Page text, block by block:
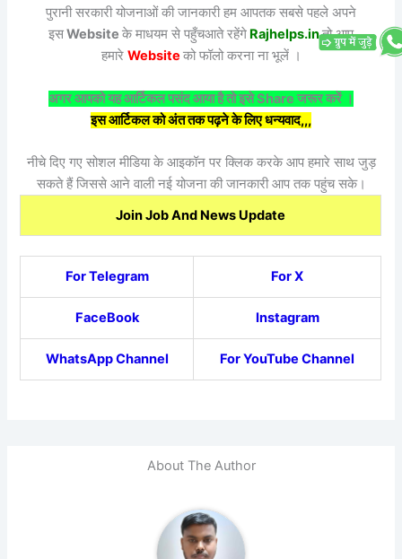
पुरानी सरकारी योजनाओं की जानकारी हम आपतक सबसे पहले अपने
इसWebsite के माधयम से पहुँचआते रहेंगे Rajhelps.inतो आप
हमारे Website को फॉलो करना ना भूलें ।
अगर आपको यह आर्टिकल पसंद आया है तो इसे Share जरूर करें ।
इस आर्टिकल को अंत तक पढ़ने के लिए धन्यवाद,,,
नीचे दिए गए सोशल मीडिया के आइकॉन पर क्लिक करके आप हमारे साथ जुड़
सकते हैं जिससे आने वाली नई योजना की जानकारी आप तक पहुंच सके।
Join Job And News Update
For Telegram For X
FaceBook Instagram
WhatsApp Channel For YouTube Channel
About The Author